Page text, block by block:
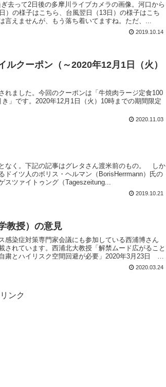
去って2日後の多摩川ライブカメラの画像。河口から
）の様子はこちら、台風翌日（13日）の様子はこち
言えませんが、もう落ち着いてますね。ただ、...
2019.10.14
ルクーポン（～2020年12月1日（火）
れました。今回のクーポンは「牛焼肉ラージ定食100
」です。2020年12月1日（火）10時までの期間限定
2020.11.03
なく。下記の記事はグレタさん渡米前のもの。 しか
ドイツ人のボリス・ヘルマン（BorisHerrmann）氏の
スツァイトゥング（Tageszeitung...
2019.10.21
教授）の意見
感染症対策専門家会議にも参加している西浦博さん
されています。西浦北大教授「解禁ムード広がること
粛とハイリスク空間回避が必要」2020年3月23日 西
2020.03.24
ンク